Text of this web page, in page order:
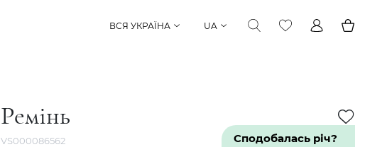
ВСЯ УКРАЇНА UA
Ремінь
VS000086562 Сподобалась річ?